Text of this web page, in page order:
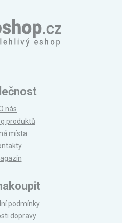
nás
produktů
místa
podmínky
dopravy